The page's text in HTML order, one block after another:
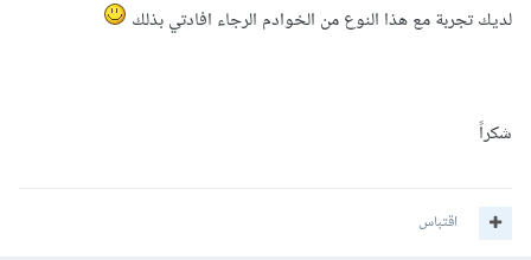
لديك تجربة مع هذا النوع من الخوادم الرجاء افادتي بذلك
شكراً
اقتباس